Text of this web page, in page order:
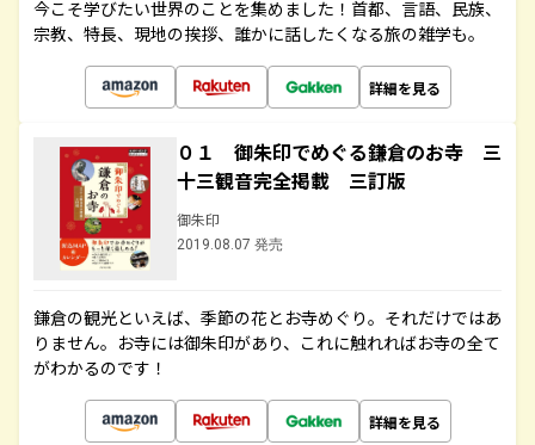
今こそ学びたい世界のことを集めました！首都、言語、民族、
宗教、特長、現地の挨拶、誰かに話したくなる旅の雑学も。
詳細を見る
０１ 御朱印でめぐる鎌倉のお寺 三
十三観音完全掲載 三訂版
御朱印
2019.08.07 発売
鎌倉の観光といえば、季節の花とお寺めぐり。それだけではあ
りません。お寺には御朱印があり、これに触れればお寺の全て
がわかるのです！
詳細を見る